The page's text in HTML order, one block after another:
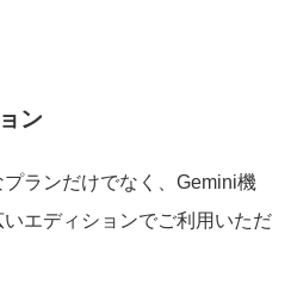
ン
ランだけでなく、Gemini機
エディションでご利用いただ